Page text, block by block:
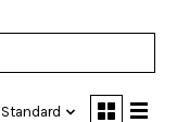
Standard